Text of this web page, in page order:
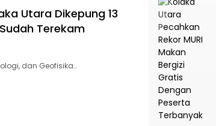
Utara Dikepung 13
Terekam
dan Geofisika…